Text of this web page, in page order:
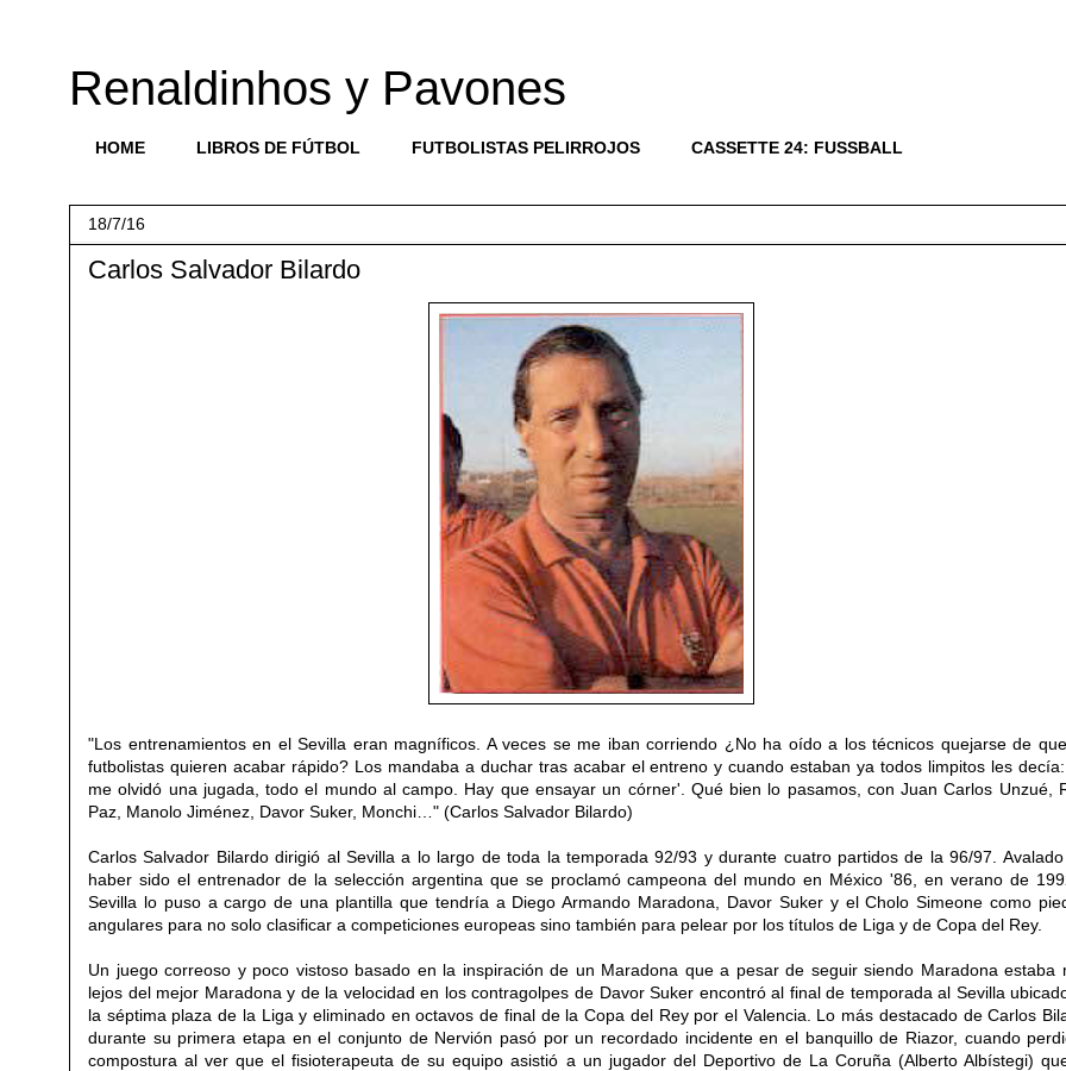
Renaldinhos y Pavones
HOME LIBROS DE FÚTBOL FUTBOLISTAS PELIRROJOS CASSETTE 24: FUSSBALL
18/7/16
Carlos Salvador Bilardo
"Los entrenamientos en el Sevilla eran magníficos. A veces se me iban corriendo ¿No ha oído a los técnicos quejarse de
futbolistas quieren acabar rápido? Los mandaba a duchar tras acabar el entreno y cuando estaban ya todos limpitos les
me olvidó una jugada, todo el mundo al campo. Hay que ensayar un córner'. Qué bien lo pasamos, con Juan Carlos Unzué,
Paz, Manolo Jiménez, Davor Suker, Monchi…" (Carlos Salvador Bilardo)
Carlos Salvador Bilardo dirigió al Sevillaa lo largo de toda la temporada 92/93 y durante cuatro partidos de la 96/97.
haber sido el entrenador de la selección argentina que se proclamó campeona del mundo en México '86 , en verano de
Sevilla lo puso a cargo de una plantilla que tendría a Diego Armando Maradona, Davor Suker y el Cholo Simeonecomo
angulares para no solo clasificar a competiciones europeas sino también para pelear por los títulos de Liga y de Copa del Rey.
Un juegocorreoso y poco vistoso basado en la inspiración de un Maradona que a pesar de seguir siendo Maradona estaba
lejos del mejor Maradona y de la velocidad en los contragolpes de Davor Suker encontró al final de temporada al Sevilla
la séptima plaza de la Liga y eliminado en octavosde final de la Copa del Rey por el Valencia. Lo más destacado deCarlos
durante su primera etapa en el conjunto de Nervión pasó por un recordado incidente en el banquillo de Riazor, cuando
compostura al ver que elfisioterapeuta de su equipo asistió a un jugador del Deportivo de La Coruña (Alberto Albístegi)